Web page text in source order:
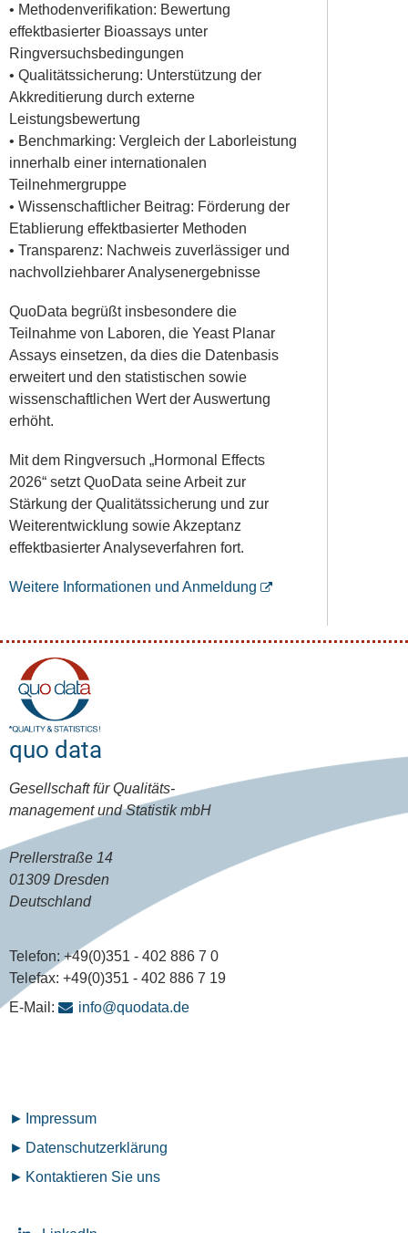
• Methodenverifikation: Bewertung
effektbasierter Bioassays unter
Ringversuchsbedingungen
• Qualitätssicherung: Unterstützung der
Akkreditierung durch externe
Leistungsbewertung
• Benchmarking: Vergleich der Laborleistung
innerhalb einer internationalen
Teilnehmergruppe
• Wissenschaftlicher Beitrag: Förderung der
Etablierung effektbasierter Methoden
• Transparenz: Nachweis zuverlässiger und
nachvollziehbarer Analysenergebnisse
QuoData begrüßt insbesondere die
Teilnahme von Laboren, die Yeast Planar
Assays einsetzen, da dies die Datenbasis
erweitert und den statistischen sowie
wissenschaftlichen Wert der Auswertung
erhöht.
Mit dem Ringversuch „Hormonal Effects
2026“ setzt QuoData seine Arbeit zur
Stärkung der Qualitätssicherung und zur
Weiterentwicklung sowie Akzeptanz
effektbasierter Analyseverfahren fort.
Weitere Informationen und Anmeldung
quo data
Gesellschaft für Qualitäts-
management und Statistik mbH
Prellerstraße 14
01309 Dresden
Deutschland
Telefon: +49(0)351 - 402 886 7 0
Telefax: +49(0)351 - 402 886 7 19
E-Mail:
info@quodata.de
Fußzeilenmenü
Impressum
Datenschutz­erklärung
Kontaktieren Sie uns